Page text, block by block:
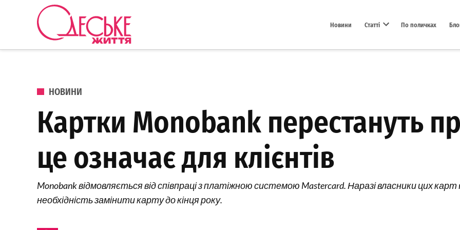
Перейти до вмісту
Новини Статті По поличках
ОПУБЛІКОВАНО В
НОВИНИ
Картки Monobank перестануть
це означає для клієнтів
Monobank відмовляється від співпраці з платіжною системою Mastercard. Наразі власники цих
необхідність замінити карту до кінця року.